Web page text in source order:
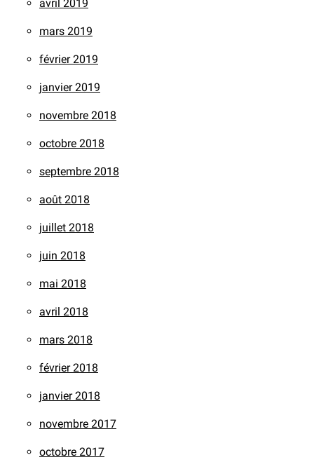
avril 2019
mars 2019
février 2019
janvier 2019
novembre 2018
octobre 2018
septembre 2018
août 2018
juillet 2018
juin 2018
mai 2018
avril 2018
mars 2018
février 2018
janvier 2018
novembre 2017
octobre 2017